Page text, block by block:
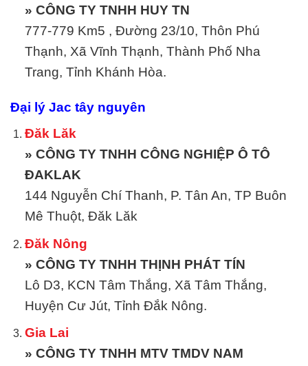
» CÔNG TY TNHH HUY TN
777-779 Km5 , Đường 23/10, Thôn Phú
Thạnh, Xã Vĩnh Thạnh, Thành Phố Nha
Trang, Tỉnh Khánh Hòa.
Đại lý Jac tây nguyên
Đăk Lăk
» CÔNG TY TNHH CÔNG NGHIỆP Ô TÔ
ĐAKLAK
144 Nguyễn Chí Thanh, P. Tân An, TP Buôn
Mê Thuột, Đăk Lăk
Đăk Nông
» CÔNG TY TNHH THỊNH PHÁT TÍN
Lô D3, KCN Tâm Thắng, Xã Tâm Thắng,
Huyện Cư Jút, Tỉnh Đắk Nông.
Gia Lai
» CÔNG TY TNHH MTV TMDV NAM